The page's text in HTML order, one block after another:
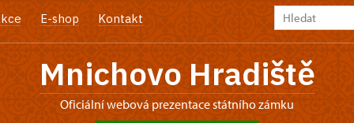
E-shop Kontakt
Mnichovo Hradiště
oficiální webová prezentace státního zámku